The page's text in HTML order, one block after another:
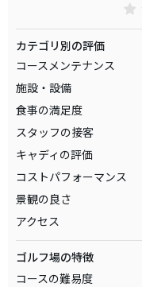
カテゴリ別の評価
コースメンテナンス
施設・設備
食事の満足度
スタッフの接客
キャディの評価
コストパフォーマンス
景観の良さ
アクセス
ゴルフ場の特徴
コースの難易度